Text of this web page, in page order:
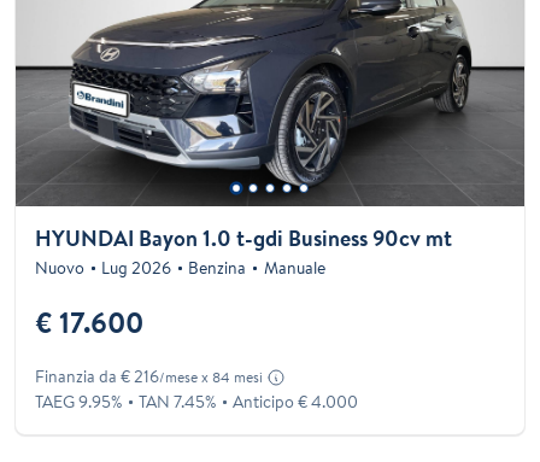
HYUNDAI Bayon 1.0 t-gdi Business 90cv mt
Nuovo Lug 2026 Benzina Manuale
€ 17.600
Finanzia da € 216/mese x 84 mesi
TAEG 9.95% TAN 7.45% Anticipo € 4.000